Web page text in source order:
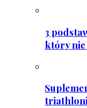
3
który nie